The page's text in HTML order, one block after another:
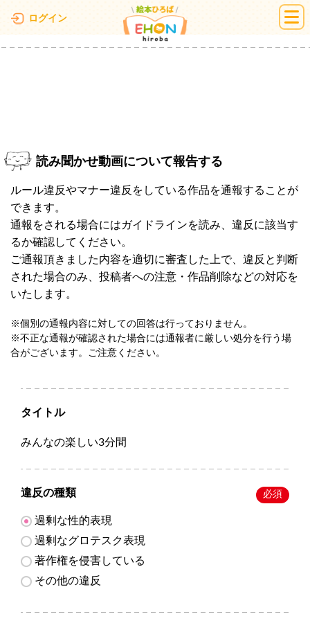
ログイン 絵本ひろば
読み聞かせ動画について報告する
ルール違反やマナー違反をしている作品を通報することが
できます。
通報をされる場合にはガイドラインを読み、違反に該当す
るか確認してください。
ご通報頂きました内容を適切に審査した上で、違反と判断
された場合のみ、投稿者への注意・作品削除などの対応を
いたします。
※個別の通報内容に対しての回答は行っておりません。
※不正な通報が確認された場合には通報者に厳しい処分を行う場
合がございます。ご注意ください。
タイトル
みんなの楽しい3分間
違反の種類 必須
過剰な性的表現
過剰なグロテスク表現
著作権を侵害している
その他の違反